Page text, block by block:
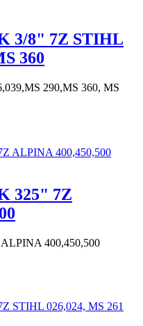
3/8" 7Z STIHL
360
290,MS 360, MS
325" 7Z
400,450,500